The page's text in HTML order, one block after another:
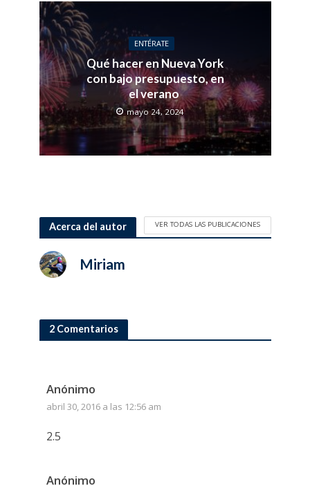
ENTÉRATE
Qué hacer en Nueva York
con bajo presupuesto, en
el verano
mayo 24, 2024
Acerca del autor VER TODAS LAS PUBLICACIONES
Miriam
2 Comentarios
Anónimo
abril 30, 2016 a las 12:56 am
2.5
Anónimo